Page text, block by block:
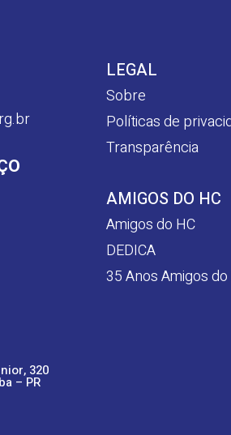
320
– PR
LEGAL
Sobre
Políticas de
Transparência
AMIGOS DO HC
Amigos do HC
DEDICA
35 Anos Amigos do